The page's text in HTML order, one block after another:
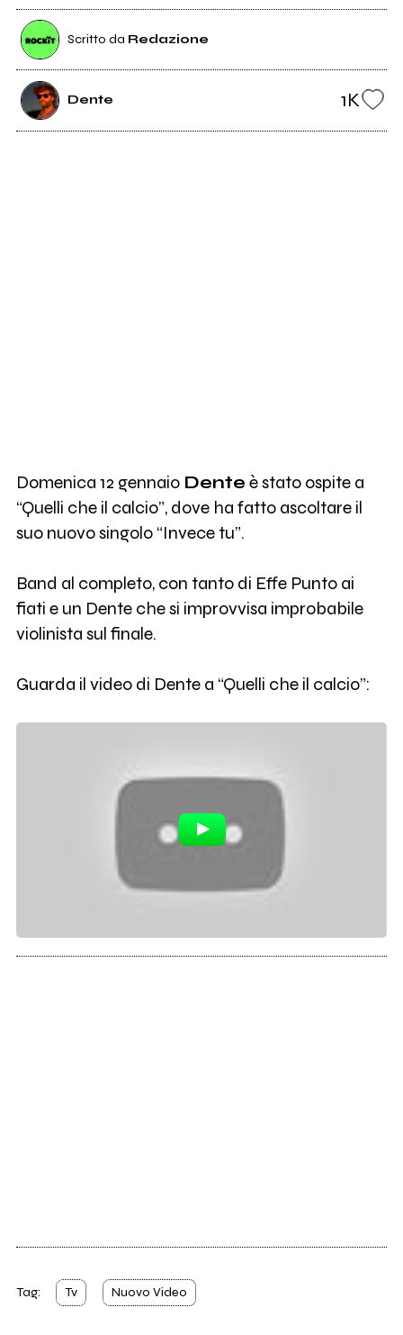
Scritto da Redazione
Dente 1K
Domenica 12 gennaio Dente è stato ospite a
“Quelli che il calcio”, dove ha fatto ascoltare il
suo nuovo singolo “Invece tu”.
Band al completo, con tanto di Effe Punto ai
fiati e un Dente che si improvvisa improbabile
violinista sul finale.
Guarda il video di Dente a “Quelli che il calcio”:
Tag: Tv Nuovo Video